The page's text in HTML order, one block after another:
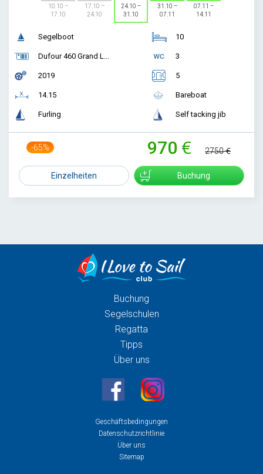
10.10 –
17.10
17.10 –
24.10
24.10 –
31.10
31.10 –
07.11
07.11 –
14.11
Segelboot
Dufour 460 Grand L...
2019
14.15
Furling
10
3
5
Bareboat
Self tacking jib
-65% 970 2750
Einzelheiten Buchung
Buchung
Segelschulen
Regatta
Tipps
Über uns
Geschäftsbedingungen
Datenschutzrichtlinie
Über uns
Sitemap